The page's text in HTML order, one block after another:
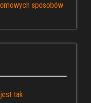
sposobów
tak